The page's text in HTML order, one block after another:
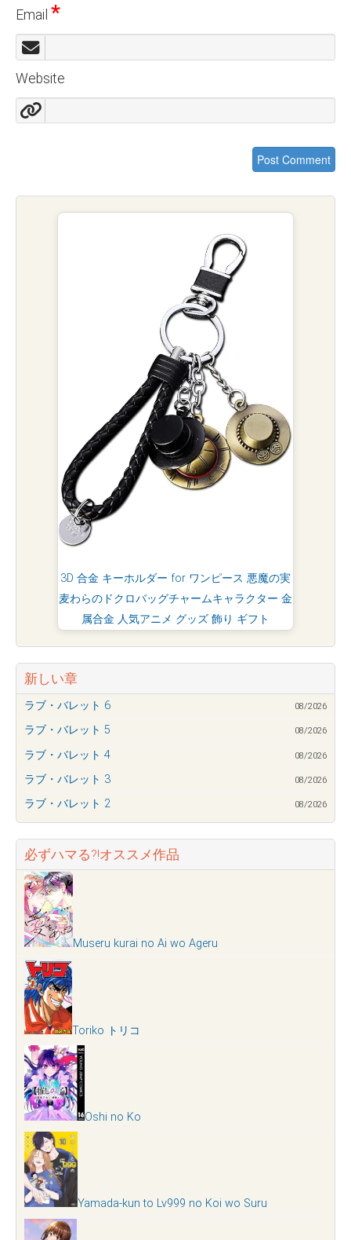
Email *
Website
3D 合金 キーホルダー for ワンピース 悪魔の実
麦わらのドクロバッグチャームキャラクター 金
属合金 人気アニメ グッズ 飾り ギフト
新しい章
ラブ・バレット 6 08/2026
ラブ・バレット 5 08/2026
ラブ・バレット 4 08/2026
ラブ・バレット 3 08/2026
ラブ・バレット 2 08/2026
必ずハマる?!オススメ作品
Museru kurai no Ai wo Ageru
Toriko トリコ
Oshi no Ko
Yamada-kun to Lv999 no Koi wo Suru